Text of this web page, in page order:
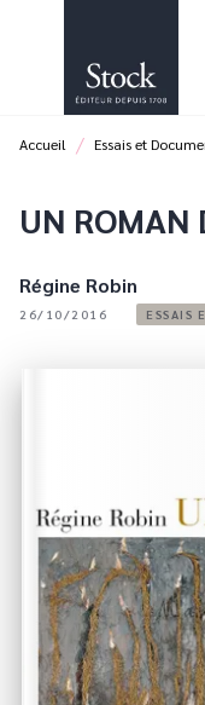
PIED DE PAGE
Accueil / Essais et
UN ROMAN
Régine Robin
26/10/2016 ESSAIS